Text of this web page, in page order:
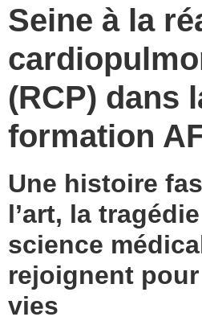
Seine à la
(RCP) dans
formation
Une histoire
l’art, la
science
rejoignent
vies